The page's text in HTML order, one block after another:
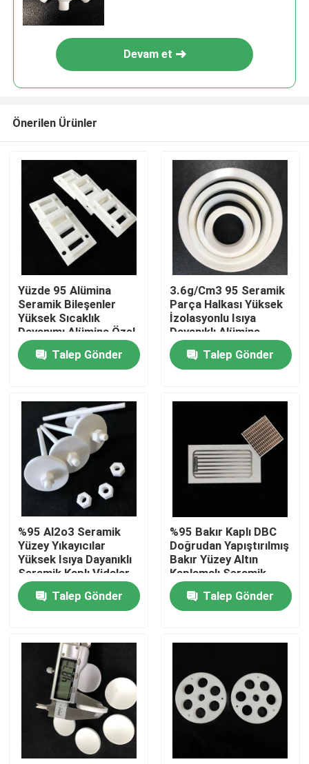
Ev
videolar
Hakkımızda
Fabrika turu
Kalite kontrol
Bir teklif isteği
Seramik Parçaların İşlenmesi
95 Alümina Seramik
Devam et
Önerilen Ürünler
Yüzde 95 Alümina
Seramik Bileşenler
Yüksek Sıcaklık
Dayanımı Alümina Özel
Parçalar
Talep Gönder
3.6g/Cm3 95 Seramik
Parça Halkası Yüksek
İzolasyonlu Isıya
Dayanıklı Alümina
Seramik Halka
Talep Gönder
%95 Al2o3 Seramik
Yüzey Yıkayıcılar
Yüksek Isıya Dayanıklı
Seramik Kaplı Vidalar
Talep Gönder
%95 Bakır Kaplı DBC
Doğrudan Yapıştırılmış
Bakır Yüzey Altın
Kaplamalı Seramik
Yüzey
Talep Gönder